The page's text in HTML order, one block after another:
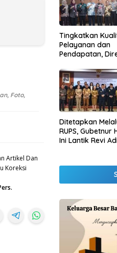
Foto,
Artikel Dan
Koreksi
Tingkatkan
Pelayanan dan
Pendapatan,
Raharja Berikan
Pembinaan di
Lampung dan
Samsat
Ditetapkan
RUPS, Gubetnur
Ini Lantik Revi